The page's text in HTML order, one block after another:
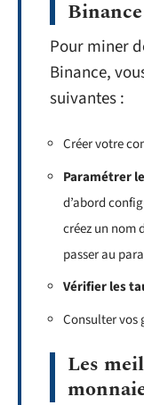
Pour miner
Binance,
suivantes :
Créer votre
Paramétrer
d’abord
créez un nom
passer au
Vérifier les
Consulter vos
Les